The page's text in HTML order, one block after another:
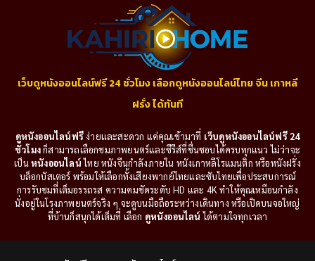
เว็บดูหนังออนไลน์ฟรี 24 ชั่วโมง เลือกดูหนังออนไลน์ไทย จีน เกาหลี
ฝรั่ง ได้ทันที
ดูหนังออนไลน์ฟรีง่ายและสะดวก แค่คุณเข้ามาที่ เว็บดูหนังออนไลน์ฟรี 24
ชั่วโมงก็สามารถเลือกชมภาพยนตร์และซีรีส์ที่ชื่นชอบได้ครบทุกแนว ไม่ว่าจะ
เป็นหนังออนไลน์ไทย หนังจีนกำลังภายใน หนังเกาหลีโรแมนติก หรือหนังฝรั่ง
บล็อกบัสเตอร์ พร้อมให้เลือกทั้งเสียงพากย์ไทยและซับไทยเพื่อประสบการณ์
การรับชมที่เต็มอรรถรส ความคมชัดระดับ HD และ 4K ทำให้คุณเหมือนกำลัง
นั่งอยู่ในโรงภาพยนตร์จริง ๆ จะดูบนมือถือระหว่างเดินทาง หรือเปิดบนจอใหญ่
ที่บ้านก็สนุกได้เต็มที่ เลือก ดูหนังออนไลน์ ได้ตามใจทุกเวลา